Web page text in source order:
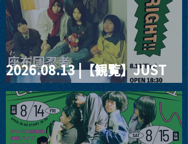
2026.08.13 |【観覧】JUST
RIGHT!! vol.26